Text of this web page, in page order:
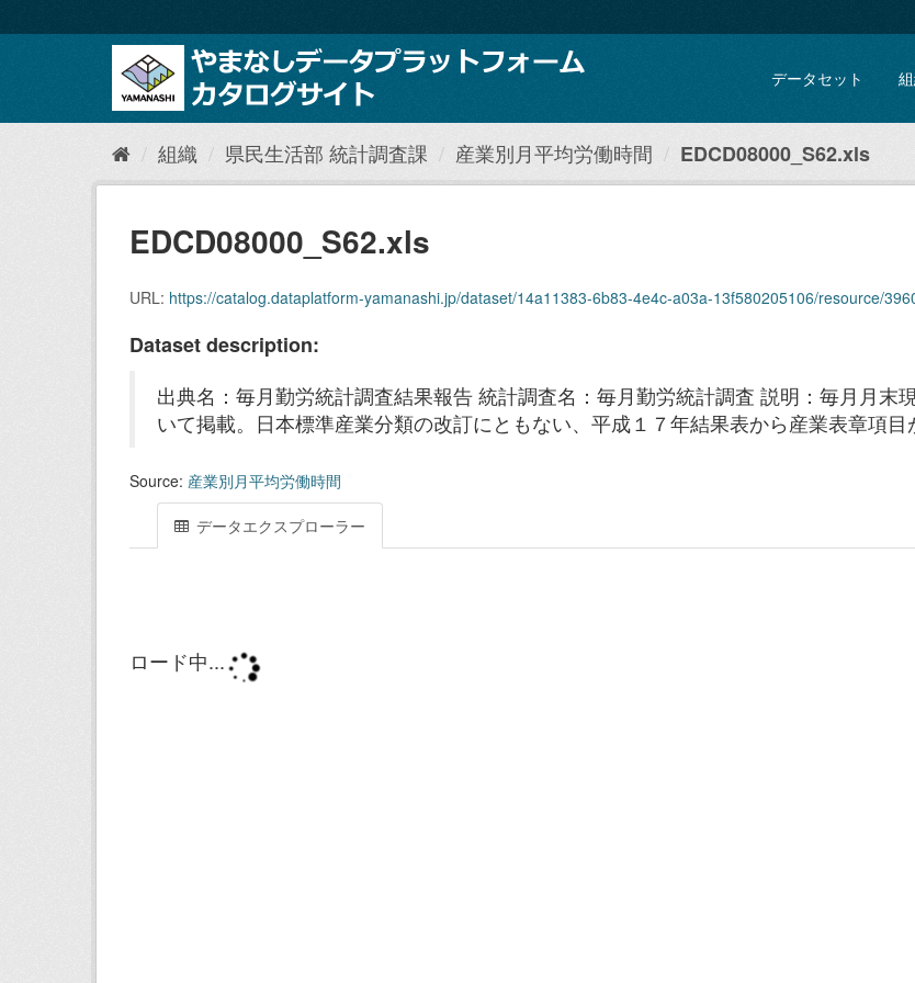
キ
て
データセット
組織 県民生活部 統計調査課 産業別月平均労働時間 EDCD08000_S62.xls
EDCD08000_S62.xls
URL: https://catalog.dataplatform-yamanashi.jp/dataset/14a11383-6b83-4e4c-a03a-13f580205106/resource/
Dataset description:
出典名：毎月勤労統計調査結果報告 統計調査名：毎月勤労統計調査 説明：毎月月末
いて掲載。日本標準産業分類の改訂にともない、平成１７年結果表から産業表章項目
Source: 産業別月平均労働時間
データエクスプローラー